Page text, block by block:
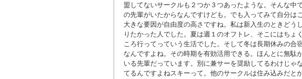
盟してないサークルも２つか３つあったような。そんな中
の先輩がいたからなんですけども。でも入ってみて自分は
大きな要因が自由度の高さですね。私は新入生のときどう
りたかった人でした。夏は週１のオフトレ、そこにはちょ
ころ行ってっていう生活でした。そして冬は長期休みの合
なんですよね。その時期を有効活用できる。ほんとに無駄
いる先輩だっています。別に兼サーを奨励してるわけじゃ
てるんですよねスキーって。他のサークルは住み込みだと